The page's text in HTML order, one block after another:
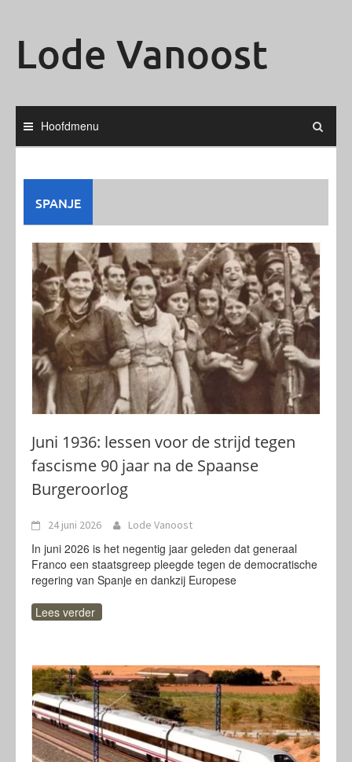
Lode Vanoost
Hoofdmenu
SPANJE
Juni 1936: lessen voor de strijd tegen
fascisme 90 jaar na de Spaanse
Burgeroorlog
24 juni 2026 Lode Vanoost
In juni 2026 is het negentig jaar geleden dat generaal
Franco een staatsgreep pleegde tegen de democratische
regering van Spanje en dankzij Europese
Lees verder